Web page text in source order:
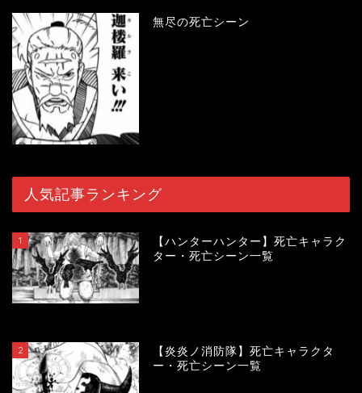
無尽の死亡シーン
人気記事ランキング
1
【ハンターハンター】死亡キャラク
ター・死亡シーン一覧
2
【炎炎ノ消防隊】死亡キャラクタ
ー・死亡シーン一覧